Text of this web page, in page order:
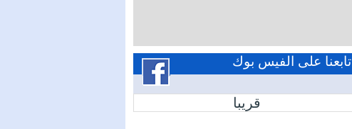
تابعنا على الفيس بوك
قريبا